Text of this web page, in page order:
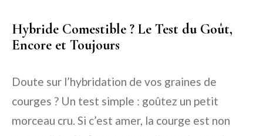
Hybride Comestible ? Le Test du Goût,
Encore et Toujours
Doute sur l’hybridation de vos graines de
courges ? Un test simple : goûtez un petit
morceau cru. Si c’est amer, la courge est non